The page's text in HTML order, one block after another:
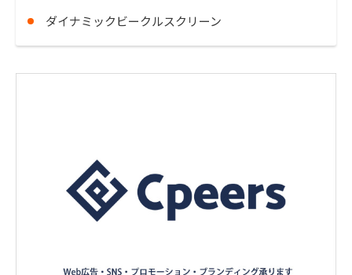
ダイナミックビークルスクリーン